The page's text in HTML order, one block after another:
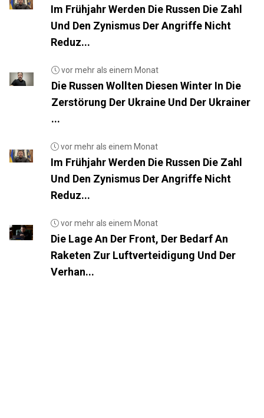
Im Frühjahr Werden Die Russen Die Zahl
Und Den Zynismus Der Angriffe Nicht
Reduz...
vor mehr als einem Monat
Die Russen Wollten Diesen Winter In Die
Zerstörung Der Ukraine Und Der Ukrainer
...
vor mehr als einem Monat
Im Frühjahr Werden Die Russen Die Zahl
Und Den Zynismus Der Angriffe Nicht
Reduz...
vor mehr als einem Monat
Die Lage An Der Front, Der Bedarf An
Raketen Zur Luftverteidigung Und Der
Verhan...